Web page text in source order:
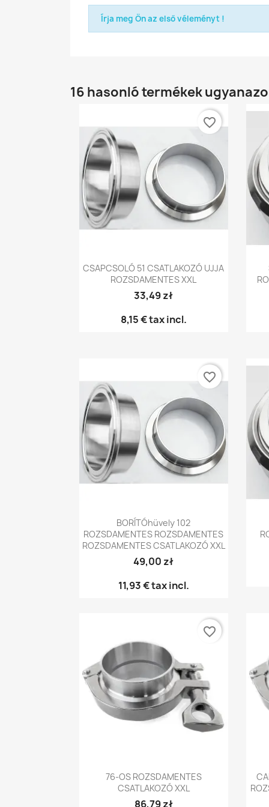
Írja meg Ön az első véleményt !
16 hasonló termékek
Előnézet
CSAPCSOLÓ 51 CSATLAKOZÓ UJJA
ROZSDAMENTES XXL
33,49 zł
8,15 €tax incl.
favorite_border
Előnézet
BORÍTÓhüvely 102
ROZSDAMENTES ROZSDAMENTES
ROZSDAMENTES CSATLAKOZÓ XXL
49,00 zł
11,93 €tax incl.
favorite_border
Előnézet
76-OS ROZSDAMENTES
CSATLAKOZÓ XXL
86,79 zł
favorite_border